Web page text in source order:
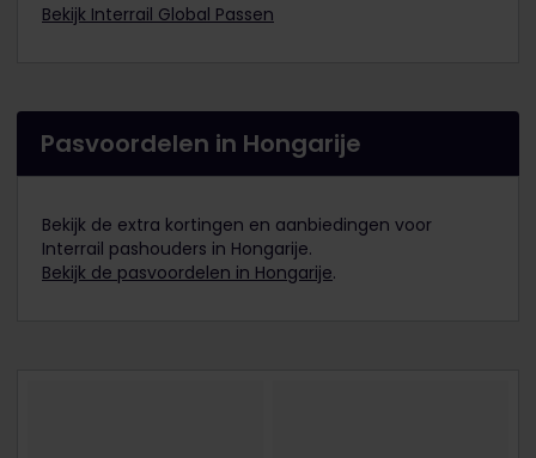
Bekijk Interrail Global Passen
Pasvoordelen in Hongarije
Bekijk de extra kortingen en aanbiedingen voor
Interrail pashouders in Hongarije.
Bekijk de pasvoordelen in Hongarije.